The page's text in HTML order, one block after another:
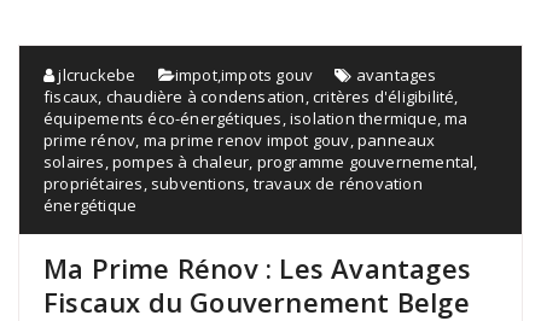
jlcruckebe impot,impots gouv
avantages
fiscaux chaudière à condensation ,critères d'éligibilité
équipements éco-énergétiques ,isolation thermique ,ma
prime rénov ma prime renov impot gouv ,panneaux
solaires ,pompes à chaleur programme gouvernemental
propriétaires subventions travaux de rénovation
énergétique
Ma Prime Rénov : Les Avantages
Fiscaux du Gouvernement Belge